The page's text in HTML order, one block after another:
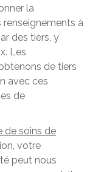
la
renseignements à
des tiers, y
Les
de tiers
avec ces
de
de soins de
votre
peut nous